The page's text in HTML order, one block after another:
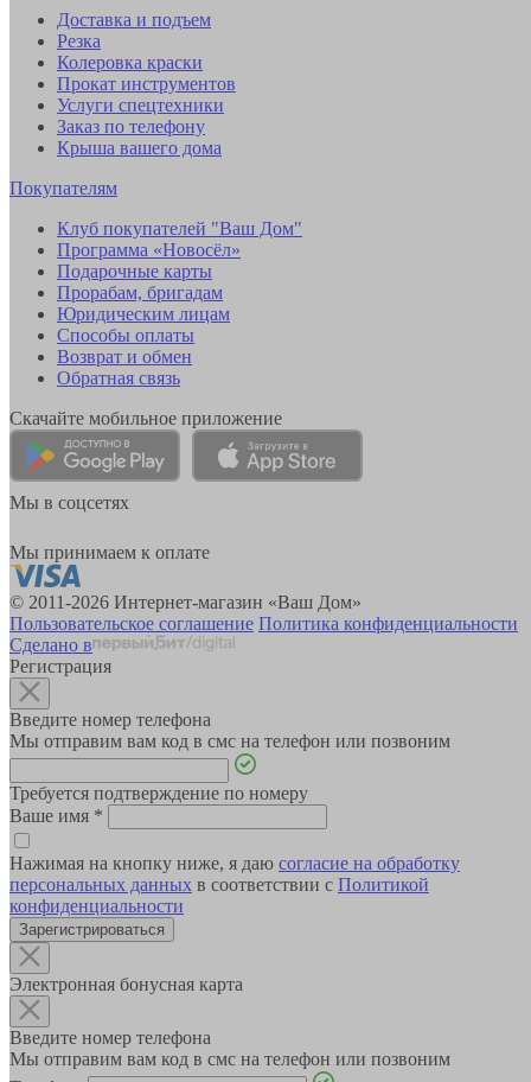
Доставка и подъем
Резка
Колеровка краски
Прокат инструментов
Услуги спецтехники
Заказ по телефону
Крыша вашего дома
Покупателям
Клуб покупателей "Ваш Дом"
Программа «Новосёл»
Подарочные карты
Прорабам, бригадам
Юридическим лицам
Способы оплаты
Возврат и обмен
Обратная связь
Скачайте мобильное приложение
Мы в соцсетях
Мы принимаем к оплате
© 2011-2026 Интернет-магазин «Ваш Дом»
Пользовательское соглашение Политика конфиденциальности
Сделано в
Регистрация
Введите номер телефона
Мы отправим вам код в смс на телефон или позвоним
Требуется подтверждение по номеру
Ваше имя *
Нажимая на кнопку ниже, я даю согласие на обработку
персональных данных в соответствии с Политикой
конфиденциальности
Зарегистрироваться
Электронная бонусная карта
Введите номер телефона
Мы отправим вам код в смс на телефон или позвоним